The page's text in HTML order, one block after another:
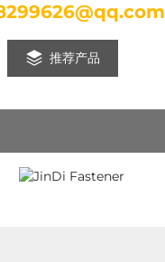
推荐产品